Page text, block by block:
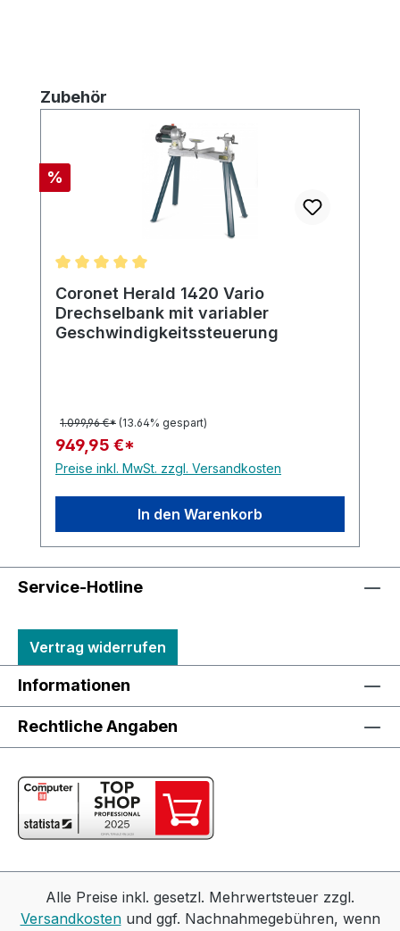
Produktgalerie überspringen
Zubehör
Rabatt
%
Durchschnittliche Bewertung von 5 von 5 Sternen
Coronet Herald 1420 Vario
Drechselbank mit variabler
Geschwindigkeitssteuerung
1.099,96 €* (13.64% gespart)
949,95 €*
Preise inkl. MwSt. zzgl. Versandkosten
In den Warenkorb
Service-Hotline
Vertrag widerrufen
Informationen
Rechtliche Angaben
Alle Preise inkl. gesetzl. Mehrwertsteuer zzgl.
Versandkostenund ggf. Nachnahmegebühren, wenn